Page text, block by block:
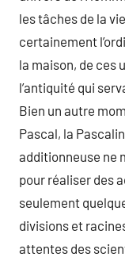
les tâches de la
certainement
la maison, de ces
l’antiquité qui
Bien un autre
Pascal, la
additionneuse ne
pour réaliser des
seulement
divisions et
attentes des